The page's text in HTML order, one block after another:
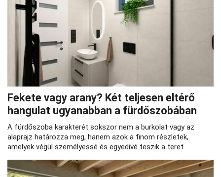
Fekete vagy arany? Két teljesen eltérő
hangulat ugyanabban a fürdőszobában
A fürdőszoba karakterét sokszor nem a burkolat vagy az
alaprajz határozza meg, hanem azok a finom részletek,
amelyek végül személyessé és egyedivé teszik a teret.